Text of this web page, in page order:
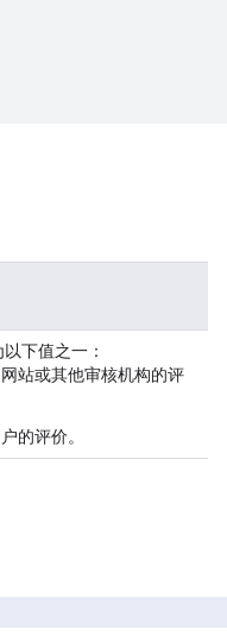
下值之一：
网站或其他审核机构的评
的评价。